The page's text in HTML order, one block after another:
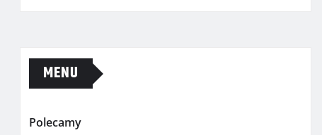
MENU
Polecamy